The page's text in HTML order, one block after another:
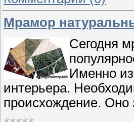
Мрамор
Сегодня
Именно
интерьера.
происхождение.